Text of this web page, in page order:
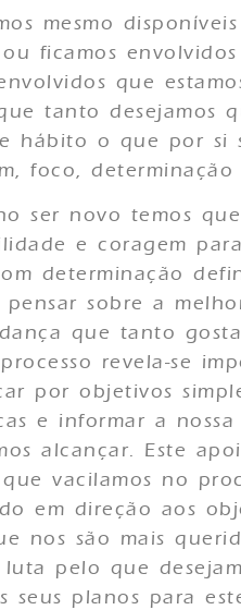
mesmo
ficamos
que
tanto desejamos
hábito o que por si
foco, determinação
ser novo temos
e coragem
determinação
sobre a
que tanto
revela-se
por objetivos
e informar a
alcançar. Este
que vacilamos no
em direção aos
nos são mais
luta pelo que
seus planos para